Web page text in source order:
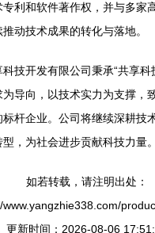
利和软件著作权，并与多家
动技术成果的转化与落地。
技开发有限公司秉承“共享科
导向，以技术实力为支撑，
杆企业。公司将继续深耕技
，为社会进步贡献科技力量。
如若转载，请注明出处：
www.yangzhie338.com/
更新时间：2026-08-06